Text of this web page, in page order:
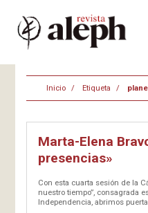
Inicio Etiqueta
Marta-Elena
presencias»
Con esta cuarta sesión de la
nuestro tiempo”, consagrada
Independencia, abrimos